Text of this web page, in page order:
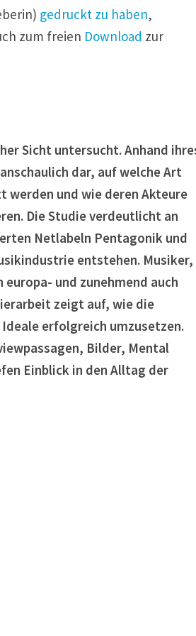
gedruckt zu haben,
zum freien Download zur
Sicht untersucht. Anhand
dar, auf welche Art
und wie deren Akteure
Die Studie verdeutlicht an
Netlabeln Pentagonik und
entstehen. Musiker,
und zunehmend auch
zeigt auf, wie die
erfolgreich umzusetzen.
Bilder, Mental
Einblick in den Alltag der